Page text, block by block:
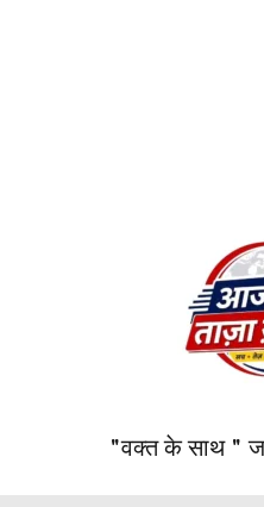
"वक्त के साथ "